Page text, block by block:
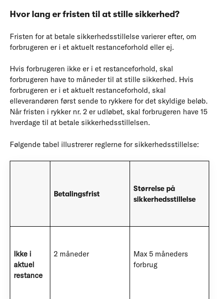
Hvor lang er fristen til at stille sikkerhed?
Fristen for at betale sikkerhedsstillelse varierer efter, om
forbrugeren er i et aktuelt restanceforhold eller ej.
Hvis forbrugeren ikke er i et restanceforhold, skal
forbrugeren have to måneder til at stille sikkerhed. Hvis
forbrugeren er i et aktuelt restanceforhold, skal
elleverandøren først sende to rykkere for det skyldige beløb.
Når fristen i rykker nr. 2 er udløbet, skal forbrugeren have 15
hverdage til at betale sikkerhedsstillelsen.
Følgende tabel illustrerer reglerne for sikkerhedsstillelse:
Betalingsfrist
Størrelse på
sikkerhedsstillelse
Ikke i
aktuel
restance
2 måneder
Max 5 måneders
forbrug